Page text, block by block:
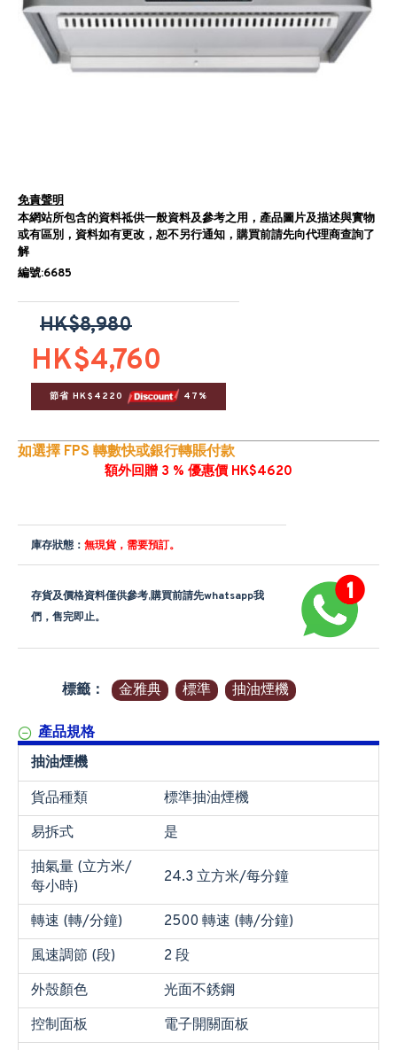
免責聲明
本網站所包含的資料祗供一般資料及參考之用，產品圖片及描述與實物
或有區別，資料如有更改，恕不另行通知，購買前請先向代理商查詢了
解
編號:6685
HK$4,760
HK$8,980
節省 HK$4220 47%
如選擇 FPS 轉數快或銀行轉賬付款
額外回贈 3 % 優惠價 HK$4620
庫存狀態： 無現貨，需要預訂。
存貨及價格資料僅供參考,購買前請先whatsapp我
們，售完即止。
標籤： 金雅典 標準 抽油煙機
產品規格
抽油煙機
貨品種類
標準抽油煙機
易拆式
是
抽氣量 (立方米/
每小時)
24.3 立方米/每分鐘
轉速 (轉/分鐘)
2500 轉速 (轉/分鐘)
風速調節 (段)
2 段
外殼顏色
光面不銹鋼
控制面板
電子開關面板